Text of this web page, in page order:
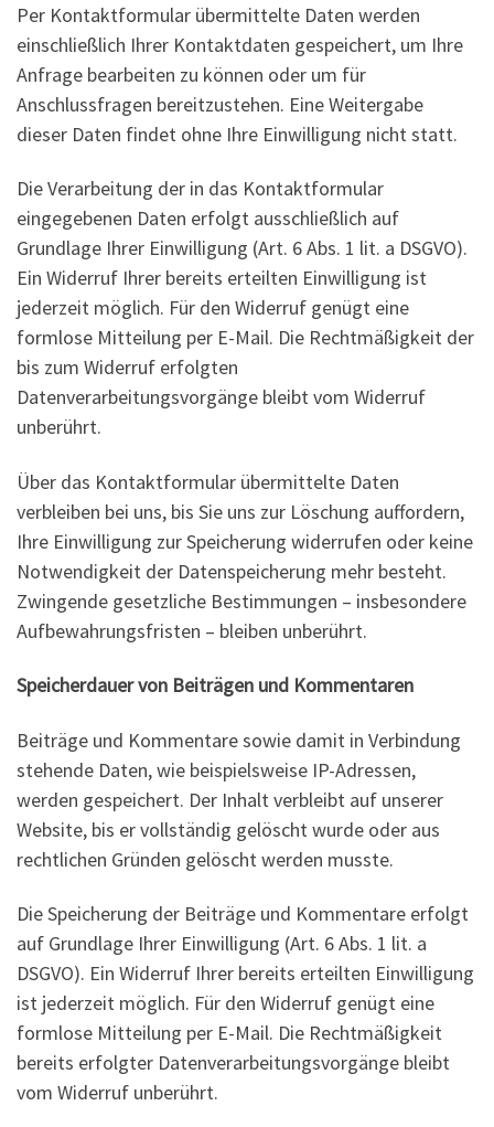
Per Kontaktformular übermittelte Daten werden
einschließlich Ihrer Kontaktdaten gespeichert, um Ihre
Anfrage bearbeiten zu können oder um für
Anschlussfragen bereitzustehen. Eine Weitergabe
dieser Daten findet ohne Ihre Einwilligung nicht statt.
Die Verarbeitung der in das Kontaktformular
eingegebenen Daten erfolgt ausschließlich auf
Grundlage Ihrer Einwilligung (Art. 6 Abs. 1 lit. a DSGVO).
Ein Widerruf Ihrer bereits erteilten Einwilligung ist
jederzeit möglich. Für den Widerruf genügt eine
formlose Mitteilung per E-Mail. Die Rechtmäßigkeit der
bis zum Widerruf erfolgten
Datenverarbeitungsvorgänge bleibt vom Widerruf
unberührt.
Über das Kontaktformular übermittelte Daten
verbleiben bei uns, bis Sie uns zur Löschung auffordern,
Ihre Einwilligung zur Speicherung widerrufen oder keine
Notwendigkeit der Datenspeicherung mehr besteht.
Zwingende gesetzliche Bestimmungen – insbesondere
Aufbewahrungsfristen – bleiben unberührt.
Speicherdauer von Beiträgen und Kommentaren
Beiträge und Kommentare sowie damit in Verbindung
stehende Daten, wie beispielsweise IP-Adressen,
werden gespeichert. Der Inhalt verbleibt auf unserer
Website, bis er vollständig gelöscht wurde oder aus
rechtlichen Gründen gelöscht werden musste.
Die Speicherung der Beiträge und Kommentare erfolgt
auf Grundlage Ihrer Einwilligung (Art. 6 Abs. 1 lit. a
DSGVO). Ein Widerruf Ihrer bereits erteilten Einwilligung
ist jederzeit möglich. Für den Widerruf genügt eine
formlose Mitteilung per E-Mail. Die Rechtmäßigkeit
bereits erfolgter Datenverarbeitungsvorgänge bleibt
vom Widerruf unberührt.